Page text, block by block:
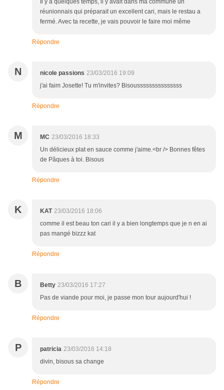
Il y a quelques temps, il y avait dans ma commune un
réunionnais qui préparait un excellent cari, mais le restau a
fermé. Avec ta recette, je vais pouvoir le faire moi même
Répondre
N nicole passions 23/03/2016 19:09
j'ai faim Josette! Tu m'invites? Bisousssssssssssssss
Répondre
M MC 23/03/2016 18:33
Un délicieux plat en sauce comme j'aime.<br /> Bonnes fêtes
de Pâques à toi. Bisous
Répondre
K KAT 23/03/2016 18:06
comme il est beau ton cari il y a bien longtemps que je n en ai
pas mangé bizzz kat
Répondre
B Betty 23/03/2016 17:27
Pas de viande pour moi, je passe mon tour aujourd'hui !
Répondre
P patricia 23/03/2016 14:18
divin, bisous sa change
Répondre